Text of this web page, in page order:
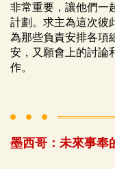
非常重要，讓他們一
計劃。求主為這次彼
為那些負責安排各項
安，又願會上的討論
作。
墨西哥：未來事奉